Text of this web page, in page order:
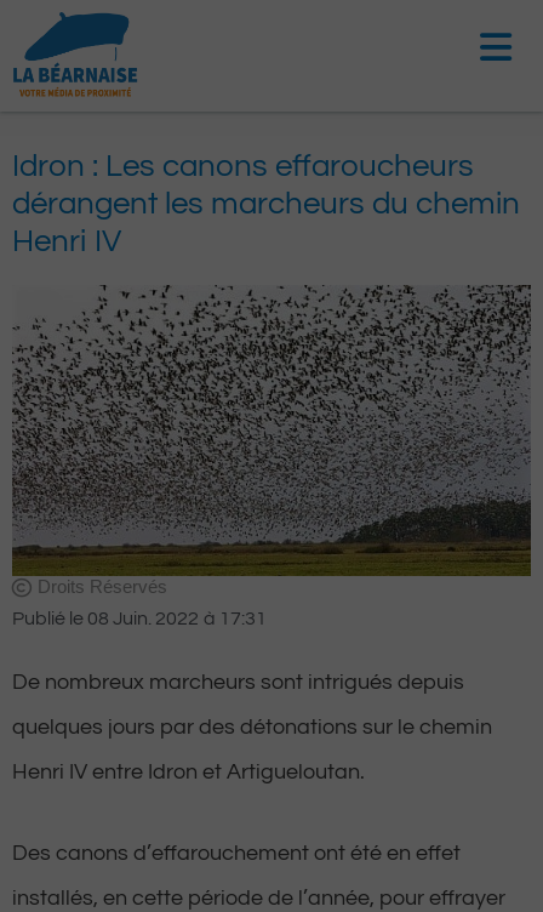
contenu
Idron : Les canons effaroucheurs
dérangent les marcheurs du chemin
Henri IV
Droits Réservés
Publié le 08 Juin. 2022 à 17:31
De nombreux marcheurs sont intrigués depuis
quelques jours par des détonations sur le chemin
Henri IV entre Idron et Artigueloutan.
Des canons d’effarouchement ont été en effet
installés, en cette période de l’année, pour effrayer